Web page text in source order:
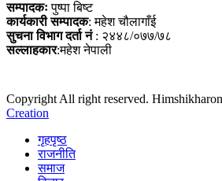
सम्पादकःपुष्पा बिष्ट
कार्यकारी सम्पादक: महेश चौलागाँई
सुचना विभाग दर्ता नं: २४४८/०७७/७८
सल्लाहकार:महेश नेपाली
Copyright All right reserved.
Creation
गृहपृष्ठ
राजनीति
समाज